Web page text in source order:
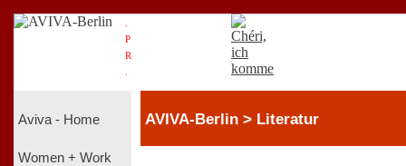
P
R
Aviva - Home
Women + Work
AVIVA-Berlin > Literatur